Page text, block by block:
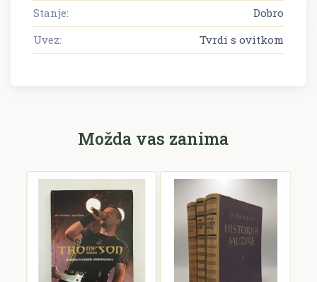
Stanje:
Dobro
Uvez:
Tvrdi s ovitkom
Možda vas zanima